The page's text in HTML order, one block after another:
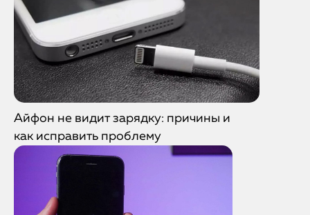
Айфон не видит зарядку: причины и
как исправить проблему